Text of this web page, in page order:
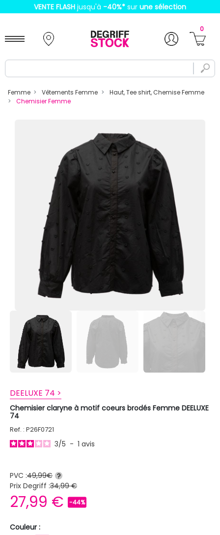
VENTE FLASH jusqu'à -40%* sur une sélection
0
Femme Vêtements Femme
Haut, Tee shirt, Chemise Femme
Chemisier Femme
DEELUXE 74 >
Chemisier claryne à motif coeurs brodés Femme DEELUXE
74
Ref. : P26F0721
3/5 - 1 avis
PVC :49,99€ ?
Prix Degriff :34,99 €
27,99 € -44%
Couleur :